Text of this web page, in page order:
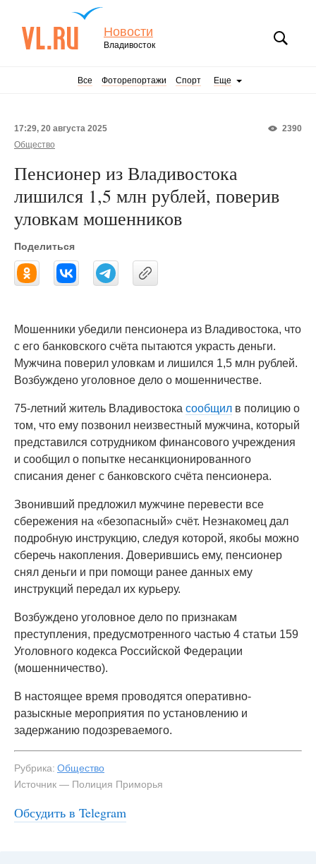
Новости
Владивосток
Все Фоторепортажи Спорт Еще
2390
17:29, 20 августа 2025
Общество
Пенсионер из Владивостока
лишился 1,5 млн рублей, поверив
уловкам мошенников
Поделиться
Мошенники убедили пенсионера из Владивостока, что
с его банковского счёта пытаются украсть деньги.
Мужчина поверил уловкам и лишился 1,5 млн рублей.
Возбуждено уголовное дело о мошенничестве.
75-летний житель Владивостока сообщил в полицию о
том, что ему позвонил неизвестный мужчина, который
представился сотрудником финансового учреждения
и сообщил о попытке несанкционированного
списания денег с банковского счёта пенсионера.
Звонивший предложил мужчине перевести все
сбережения на «безопасный» счёт. Незнакомец дал
подробную инструкцию, следуя которой, якобы можно
сберечь накопления. Доверившись ему, пенсионер
снял деньги и при помощи ранее данных ему
инструкций передал их курьеру.
Возбуждено уголовное дело по признакам
преступления, предусмотренного частью 4 статьи 159
Уголовного кодекса Российской Федерации
(мошенничество).
В настоящее время проводятся оперативно-
разыскные мероприятия по установлению и
задержанию подозреваемого.
Рубрика: Общество
Источник — Полиция Приморья
Обсудить в Telegram